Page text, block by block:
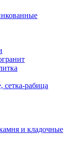
рабица
и кладочные